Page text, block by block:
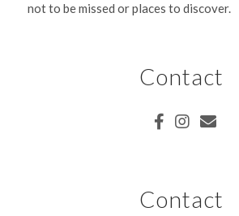
not to be missed or places to discover.
Contact
Contact